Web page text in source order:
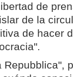
de
de la
de hacer
Repubblica",